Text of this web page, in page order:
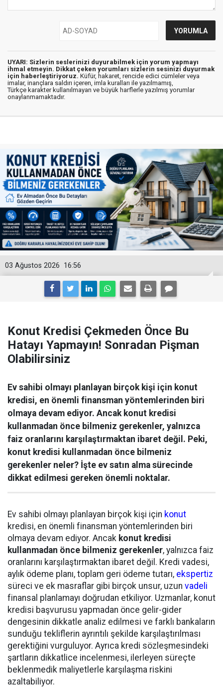
UYARI: Sizlerin seslerinizi duyurabilmek için yorum yapmayı
ihmal etmeyin. Dikkat çeken yorumları sizlerin sesinizi duyurmak
için haberleştiriyoruz. Küfür, hakaret, rencide edici cümleler veya
imalar, inançlara saldırı içeren, imla kuralları ile yazılmamış,
Türkçe karakter kullanılmayan ve büyük harflerle yazılmış yorumlar
onaylanmamaktadır.
16:56
03 Ağustos 2026
Konut Kredisi Çekmeden Önce Bu
Hatayı Yapmayın! Sonradan Pişman
Olabilirsiniz
Ev sahibi olmayı planlayan birçok kişi için konut
kredisi, en önemli finansman yöntemlerinden biri
olmaya devam ediyor. Ancak konut kredisi
kullanmadan önce bilmeniz gerekenler, yalnızca
faiz oranlarını karşılaştırmaktan ibaret değil. Peki,
konut kredisi kullanmadan önce bilmeniz
gerekenler neler? İşte ev satın alma sürecinde
dikkat edilmesi gereken önemli noktalar.
Ev sahibi olmayı planlayan birçok kişi için konut
kredisi, en önemli finansman yöntemlerinden biri
olmaya devam ediyor. Ancak konut kredisi
kullanmadan önce bilmeniz gerekenler, yalnızca faiz
oranlarını karşılaştırmaktan ibaret değil. Kredi vadesi,
aylık ödeme planı, toplam geri ödeme tutarı, ekspertiz
süreci ve ek masraflar gibi birçok unsur, uzun vadeli
finansal planlamayı doğrudan etkiliyor. Uzmanlar, konut
kredisi başvurusu yapmadan önce gelir-gider
dengesinin dikkatle analiz edilmesi ve farklı bankaların
sunduğu tekliflerin ayrıntılı şekilde karşılaştırılması
gerektiğini vurguluyor. Ayrıca kredi sözleşmesindeki
şartların dikkatlice incelenmesi, ilerleyen süreçte
beklenmedik maliyetlerle karşılaşma riskini
azaltabiliyor.